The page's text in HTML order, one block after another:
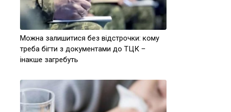
Можна залишитися без відстрочки: кому
треба бігти з документами до ТЦК –
інакше загребуть